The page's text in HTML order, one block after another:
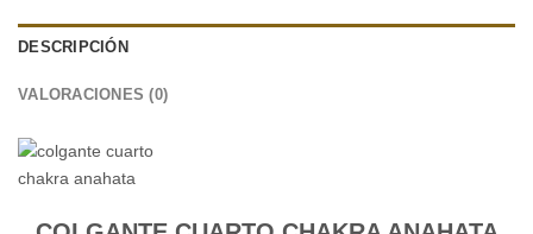
DESCRIPCIÓN
VALORACIONES (0)